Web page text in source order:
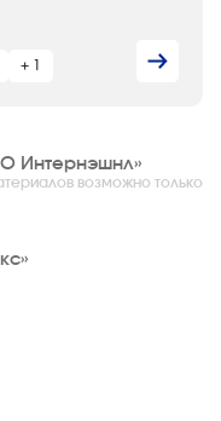
+ 1
Интернэшнл»
возможно только